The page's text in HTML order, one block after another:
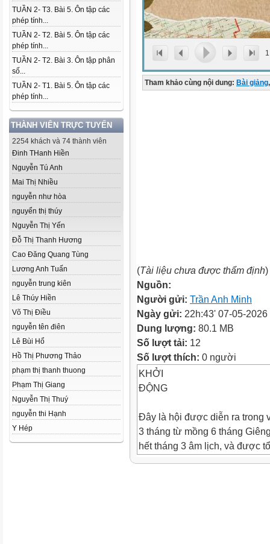
TUẦN 2- T3. Bài 5. Ôn tập các
phép tính...
TUẦN 2- T2. Bài 5. Ôn tập các
phép tính...
TUẦN 2- T2. Bài 3. Ôn tập phân
số...
TUẦN 2- T1. Bài 5. Ôn tập các
phép tính...
THÀNH VIÊN TRỰC TUYẾN
2254 khách và 74 thành viên
Đinh THanh Hiền
Nguyễn Tú Anh
Mai Thị Nhiều
nguyễn như hòa
nguyển thị thúy
Nguyễn Thị Yến
Đỗ Thị Thanh Hương
Cao Đăng Quang Tùng
Lương Anh Tuấn
nguyễn trung kiên
Lê Thúy Hiền
Võ Thị Điều
nguyễn tên điên
Lê Bùi Hổ
Hồ Thị Phương Thảo
phạm thị thanh thuong
Phạm Thị Giang
Nguyễn Thị Thuý
nguyễn thi Hạnh
Y Hép
1
Tham khảo cùng nội dung: Bài giảng,
(Tài liệu chưa được thẩm định)
Nguồn:
Người gửi: Trần Anh Minh
Ngày gửi: 22h:43' 07-05-2026
Dung lượng: 80.1 MB
Số lượt tải: 12
Số lượt thích: 0 người
KHỞI
ĐỘNG
Đây là hội được diễn ra trong
3 tháng từ mồng 6 tháng
hết tháng 3 âm lịch, và được tổ